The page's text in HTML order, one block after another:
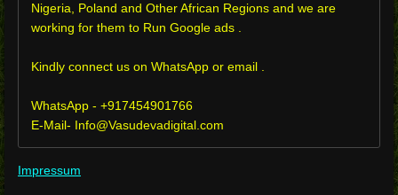
Nigeria, Poland and Other African Regions and we are
working for them to Run Google ads .
Kindly connect us on WhatsApp or email .
WhatsApp - +917454901766
E-Mail- Info@Vasudevadigital.com
Impressum